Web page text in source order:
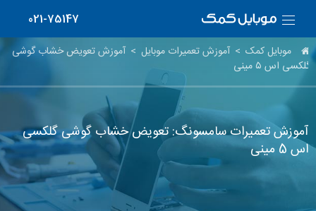
021-75147
موبایل کمک > آموزش تعمیرات موبایل > آموزش تعویض خشاب گوشی
گلکسی اس ۵ مینی
آموزش تعمیرات سامسونگ: تعویض خشاب گوشی گلکسی
اس 5 مینی